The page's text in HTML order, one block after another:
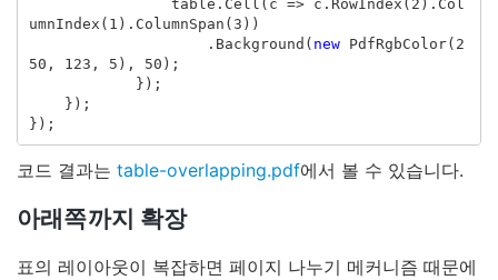
table . Cell ( c => c . RowIndex ( 2 ). Col
umnIndex ( 1 ). ColumnSpan ( 3 ))
. Background ( new PdfRgbColor( 2
50 , 123 , 5 ), 50 );
});
});
});
코드 결과는 table-overlapping.pdf에서 볼 수 있습니다.
아래쪽까지 확장
표의 레이아웃이 복잡하면 페이지 나누기 메커니즘 때문에